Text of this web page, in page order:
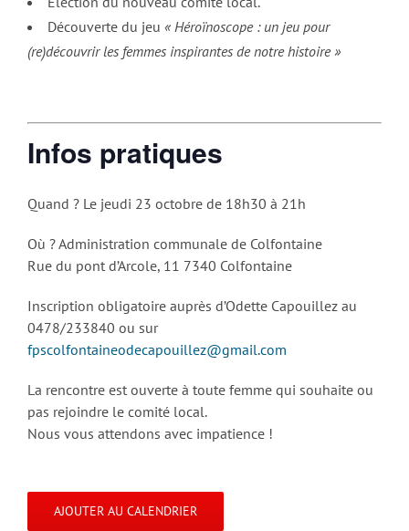
Découverte du jeu « Héroïnoscope : un jeu pour
(re)découvrir les femmes inspirantes de notre histoire »
Infos pratiques
Quand ? Le jeudi 23 octobre de 18h30 à 21h
Où ? Administration communale de Colfontaine
Rue du pont d’Arcole, 11 7340 Colfontaine
Inscription obligatoire auprès d’Odette Capouillez au
0478/233840 ou sur
fpscolfontaineodecapouillez@gmail.com
La rencontre est ouverte à toute femme qui souhaite ou
pas rejoindre le comité local.
Nous vous attendons avec impatience !
AJOUTER AU CALENDRIER